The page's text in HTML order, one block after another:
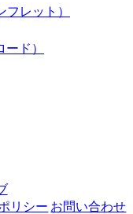
レット）
ド）
リシー お問い合わせ